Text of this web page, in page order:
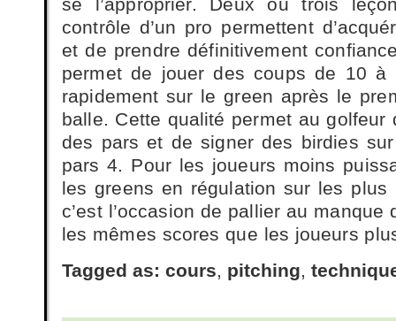
se l’approprier. Deux ou trois
contrôle d’un pro permettent
et de prendre définitivement
permet de jouer des coups de 10 à
rapidement sur le green après le
balle. Cette qualité permet au
des pars et de signer des birdies
pars 4. Pour les joueurs moins
les greens en régulation sur les plus
c’est l’occasion de pallier au
les mêmes scores que les joueurs
Tagged as: cours, pitching,